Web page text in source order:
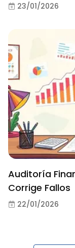
23/01/2026
Auditoría
Corrige Fallos
22/01/2026